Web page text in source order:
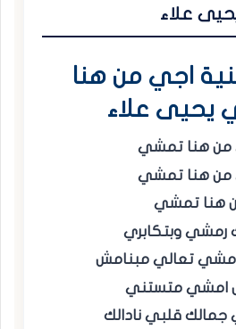
علاء
اجي من هنا
يحيى علاء
من هنا تمشي
من هنا تمشي
هنا تمشي
وبتكابري
امشي تعالي مبنامش
امشي متستني
جمالك قلبي نادالك